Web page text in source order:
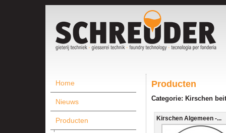
Home
Nieuws
Producten
Producten
Categorie: Kirschen
Kirschen Algemeen -...